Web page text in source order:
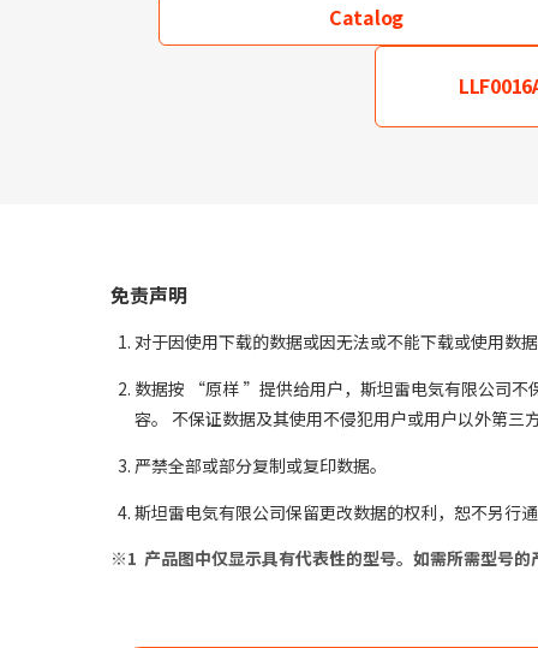
Catalog
免责声明
对于因使用下载的数据或因无法或不能下载或使用数
数据按 “原样 ”提供给用户，斯坦雷电気有限公司不
容。 不保证数据及其使用不侵犯用户或用户以外第三
严禁全部或部分复制或复印数据。
斯坦雷电気有限公司保留更改数据的权利，恕不另行
产品图中仅显示具有代表性的型号。如需所需型号的